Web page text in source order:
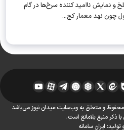
و نمایش ناامید کننده سرخ‌ها در گام
چون نهد معمار کج...
و متعلق به وب‌سایت میدان نیوز می‌باشد
با ذکر منبع بلامانع است.
ایران سامانه